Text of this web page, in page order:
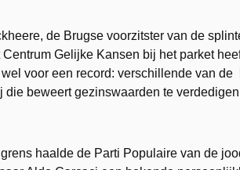
de Brugse voorzitster van de
Gelijke Kansen bij het parket
voor een record: verschillende van
beweert gezinswaarden te
haalde de Parti Populaire van de